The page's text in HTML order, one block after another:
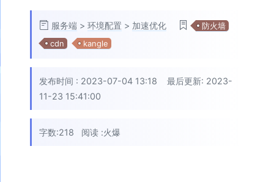
服务端 > 环境配置 > 加速优化
防火墙
cdn
kangle
发布时间 : 2023-07-04 13:18 最后更新: 2023-
11-23 15:41:00
字数:218 阅读 :火爆